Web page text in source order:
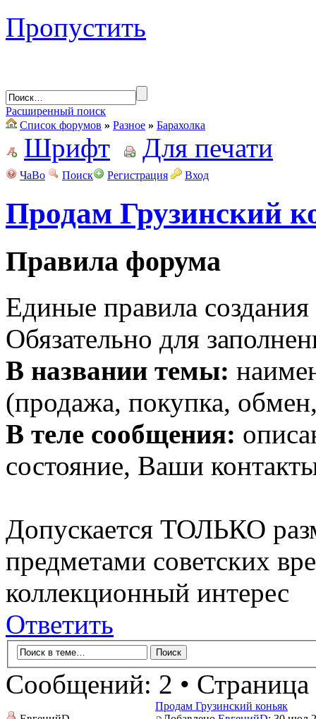
Пропустить
Расширенный поиск
Список форумов » Разное » Барахолка
Шрифт Для печати
ЧаВо Поиск Регистрация Вход
Продам Грузинский
Правила форума
Единые правила
Обязательно для
В названии темы:
(продажа, покупка,
В теле сообщения:
состояние, Ваши
Допускается ТОЛЬКО
предметами советских
коллекционный интерес
Ответить
Сообщений: 2 • Страница
Продам Грузинский коньяк